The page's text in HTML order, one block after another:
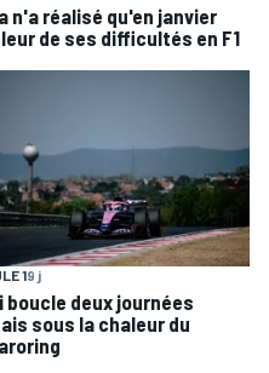
n'a réalisé qu'en janvier
de ses difficultés en F1
19 j
boucle deux journées
sous la chaleur du